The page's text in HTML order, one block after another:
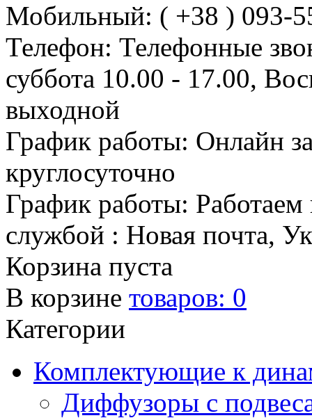
Мобильный: ( +38 ) 093-
Телефон: Телефонные
суббота 10.00 - 17.00,
выходной
График работы: Онлайн
круглосуточно
График работы: Работаем
службой : Новая почта,
Корзина пуста
В корзине товаров: 0
Категории
Комплектующие к
Диффузоры с